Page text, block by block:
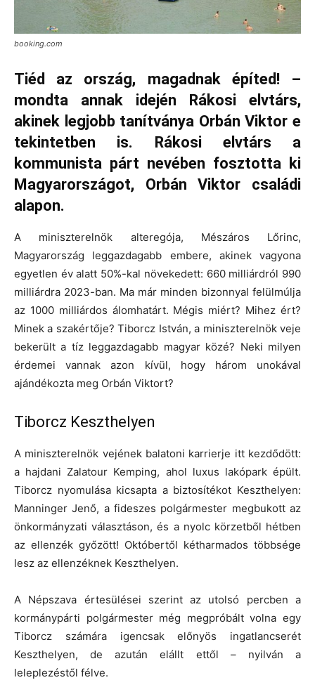
booking.com
Tiéd az ország, magadnak építed! –
mondta annak idején Rákosi elvtárs,
akinek legjobb tanítványa Orbán Viktor e
tekintetben is. Rákosi elvtárs a
kommunista párt nevében fosztotta ki
Magyarországot, Orbán Viktor családi
alapon.
A miniszterelnök alteregója, Mészáros Lőrinc,
Magyarország leggazdagabb embere, akinek vagyona
egyetlen év alatt 50%-kal növekedett: 660 milliárdról 990
milliárdra 2023-ban. Ma már minden bizonnyal felülmúlja
az 1000 milliárdos álomhatárt. Mégis miért? Mihez ért?
Minek a szakértője? Tiborcz István, a miniszterelnök veje
bekerült a tíz leggazdagabb magyar közé? Neki milyen
érdemei vannak azon kívül, hogy három unokával
ajándékozta meg Orbán Viktort?
Tiborcz Keszthelyen
A miniszterelnök vejének balatoni karrierje itt kezdődött:
a hajdani Zalatour Kemping, ahol luxus lakópark épült.
Tiborcz nyomulása kicsapta a biztosítékot Keszthelyen:
Manninger Jenő, a fideszes polgármester megbukott az
önkormányzati választáson, és a nyolc körzetből hétben
az ellenzék győzött! Októbertől kétharmados többsége
lesz az ellenzéknek Keszthelyen.
A Népszava értesülései szerint az utolsó percben a
kormánypárti polgármester még megpróbált volna egy
Tiborcz számára igencsak előnyös ingatlancserét
Keszthelyen, de azután elállt ettől – nyilván a
leleplezéstől félve.